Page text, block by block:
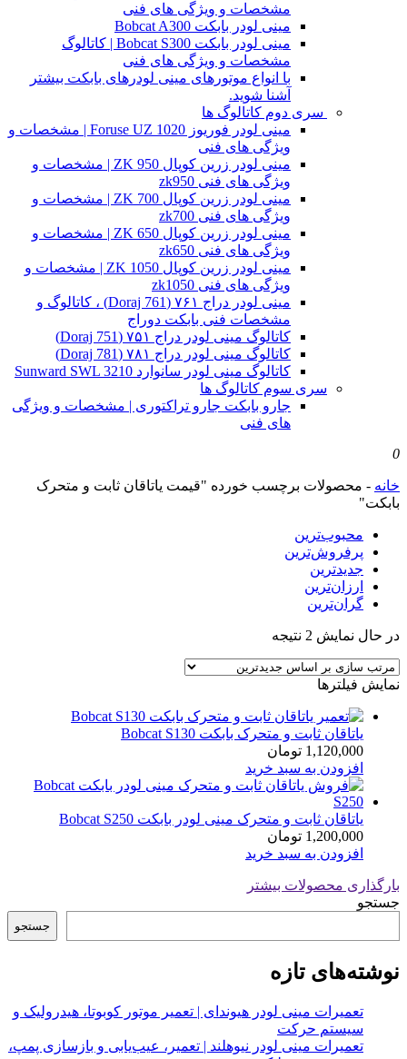
مشخصات و ویژگی های فنی
مینی لودر بابکت Bobcat A300
مینی لودر بابکت Bobcat S300 | کاتالوگ
مشخصات و ویژگی های فنی
با انواع موتورهای مینی لودرهای بابکت بیشتر
آشنا شوید.
سری دوم کاتالوگ ها
مینی لودر فوریوز Foruse UZ 1020 | مشخصات و
ویژگی های فنی
مینی لودر زرین کوپال ZK 950 | مشخصات و
ویژگی های فنی zk950
مینی لودر زرین کوپال ZK 700 | مشخصات و
ویژگی های فنی zk700
مینی لودر زرین کوپال ZK 650 | مشخصات و
ویژگی های فنی zk650
مینی لودر زرین کوپال ZK 1050 | مشخصات و
ویژگی های فنی zk1050
مینی لودر دراج ۷۶۱ (Doraj 761) ، کاتالوگ و
مشخصات فنی بابکت دوراج
کاتالوگ مینی لودر دراج ۷۵۱ (Doraj 751)
کاتالوگ مینی لودر دراج ۷۸۱ (Doraj 781)
کاتالوگ مینی لودر سانوارد Sunward SWL 3210
سری سوم کاتالوگ ها
جارو بابکت جارو تراکتوری | مشخصات و ویژگی
های فنی
0
خانه - محصولات برچسب خورده "قیمت یاتاقان ثابت و متحرک
بابکت"
محبوب‌ترین
پرفروش‌ترین
جدیدترین
ارزان‌ترین
گران‌ترین
در حال نمایش 2 نتیجه
latest
نمایش فیلترها
یاتاقان ثابت و متحرک بابکت Bobcat S130
1,120,000 تومان
افزودن به سبد خرید
یاتاقان ثابت و متحرک مینی لودر بابکت Bobcat S250
1,200,000 تومان
افزودن به سبد خرید
بارگذاری محصولات بیشتر
جستجو
جستجو
نوشته‌های تازه
تعمیرات مینی لودر هیوندای | تعمیر موتور کوبوتا، هیدرولیک و
سیستم حرکت
تعمیرات مینی لودر نیوهلند | تعمیر، عیب‌یابی و بازسازی پمپ،